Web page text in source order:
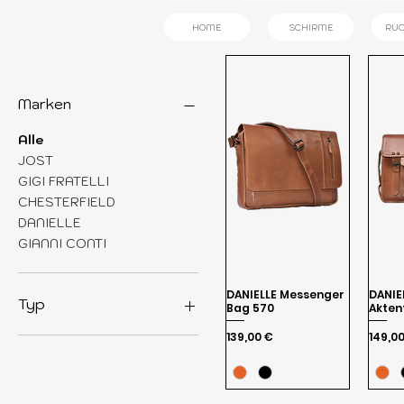
HOME SCHIRME
Marken
Alle
JOST
GIGI FRATELLI
CHESTERFIELD
DANIELLE
GIANNI CONTI
Typ
LEDER
DANIELLE Messenger
Bag 570
Preis
139,00 €
Preis